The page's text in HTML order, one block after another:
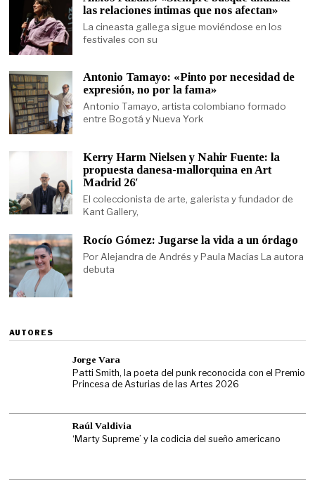
las relaciones íntimas que nos afectan»
La cineasta gallega sigue moviéndose en los
festivales con su
Antonio Tamayo: «Pinto por necesidad de
expresión, no por la fama»
Antonio Tamayo, artista colombiano formado
entre Bogotá y Nueva York
Kerry Harm Nielsen y Nahir Fuente: la
propuesta danesa-mallorquina en Art
Madrid 26′
El coleccionista de arte, galerista y fundador de
Kant Gallery,
Rocío Gómez: Jugarse la vida a un órdago
Por Alejandra de Andrés y Paula Macías La autora
debuta
AUTORES
Jorge Vara
Patti Smith, la poeta del punk reconocida con el Premio
Princesa de Asturias de las Artes 2026
Raúl Valdivia
‘Marty Supreme’ y la codicia del sueño americano